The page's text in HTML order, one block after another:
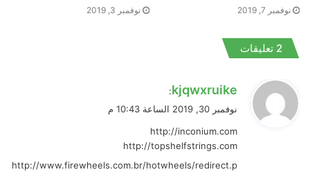
نوفمبر 7, 2019 نوفمبر 3, 2019
‫2 تعليقات
ي
ل
kjqwxruike
:
نوفمبر 30, 2019 الساعة 10:43 م
http://inconium.com
http://topshelfstrings.com
http://www.firewheels.com.br/hotwheels/redirect.p